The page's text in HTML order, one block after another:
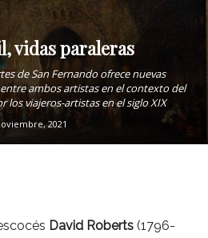
vidas paraleras
de San Fernando ofrece nuevas
ambos artistas en el contexto del
los viajeros-artistas en el siglo XIX
2021
David Roberts (1796-